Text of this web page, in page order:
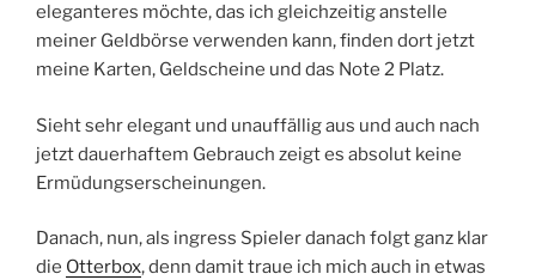
eleganteres möchte, das ich gleichzeitig anstelle
meiner Geldbörse verwenden kann, finden dort jetzt
meine Karten, Geldscheine und das Note 2 Platz.
Sieht sehr elegant und unauffällig aus und auch nach
jetzt dauerhaftem Gebrauch zeigt es absolut keine
Ermüdungserscheinungen.
Danach, nun, als ingress Spieler danach folgt ganz klar
die Otterbox, denn damit traue ich mich auch in etwas